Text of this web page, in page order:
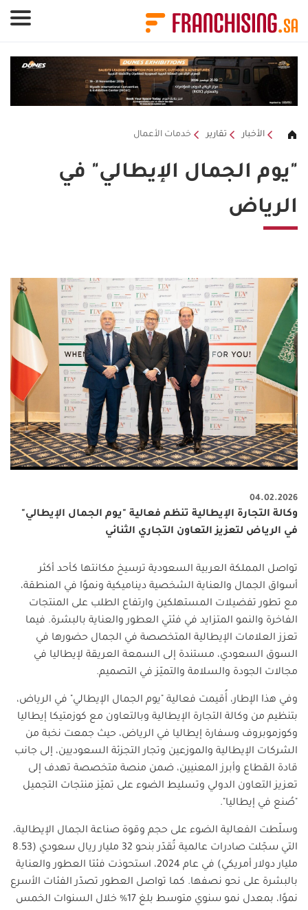
الأخبار تقارير خدمات الأعمال
"يوم الجمال الإيطالي" في
الرياض
04.02.2026
وكالة التجارة الإيطالية تنظم فعالية "يوم الجمال الإيطالي"
في الرياض لتعزيز التعاون التجاري الثنائي
تواصل المملكة العربية السعودية ترسيخ مكانتها كأحد أكثر
أسواق الجمال والعناية الشخصية ديناميكية ونموًا في المنطقة،
مع تطور تفضيلات المستهلكين وارتفاع الطلب على المنتجات
الفاخرة والنمو المتزايد في فئتي العطور والعناية بالبشرة. فيما
تعزز العلامات الإيطالية المتخصصة في الجمال حضورها في
السوق السعودي، مستندة إلى السمعة العريقة لإيطاليا في
مجالات الجودة والسلامة والتميّز في التصميم.
وفي هذا الإطار، أُقيمت فعالية "يوم الجمال الإيطالي" في الرياض،
بتنظيم من وكالة التجارة الإيطالية وبالتعاون مع كوزمتيكا إيطاليا
وكوزموبروف وسفارة إيطاليا في الرياض، حيث جمعت نخبة من
الشركات الإيطالية والموزعين وتجار التجزئة السعوديين، إلى جانب
قادة القطاع وأبرز المعنيين، ضمن منصة متخصصة تهدف إلى
تعزيز التعاون الدولي وتسليط الضوء على تميّز منتجات التجميل
"صُنع في إيطاليا".
وسلّطت الفعالية الضوء على حجم وقوة صناعة الجمال الإيطالية،
التي سجّلت صادرات عالمية تُقدّر بنحو 32 مليار ريال سعودي (8.53
مليار دولار أمريكي) في عام 2024، استحوذت فئتا العطور والعناية
بالبشرة على نحو نصفها. كما تواصل العطور تصدّر الفئات الأسرع
نموًا، بمعدل نمو سنوي متوسط بلغ 17% خلال السنوات الخمس
لوحة إدارة ملفات تعريف الارتباط